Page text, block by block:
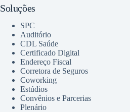
Soluções
SPC
Auditório
CDL Saúde
Certificado Digital
Endereço Fiscal
Corretora de Seguros
Coworking
Estúdios
Convênios e Parcerias
Plenário